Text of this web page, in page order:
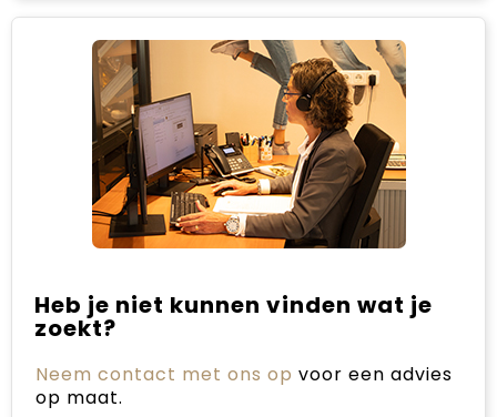
Heb je niet kunnen vinden wat je
zoekt?
Neem contact met ons op voor een advies
op maat.